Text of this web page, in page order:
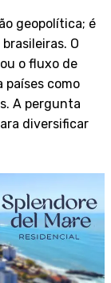
geopolítica; é
O
o fluxo de
países como
A pergunta
diversificar